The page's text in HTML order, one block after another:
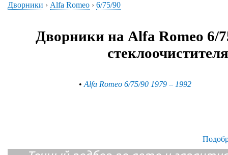
Дворники › Alfa Romeo › 6/75/90
Дворники на Alfa Romeo 6/
• Alfa Romeo 6/75/90 1979 – 1992